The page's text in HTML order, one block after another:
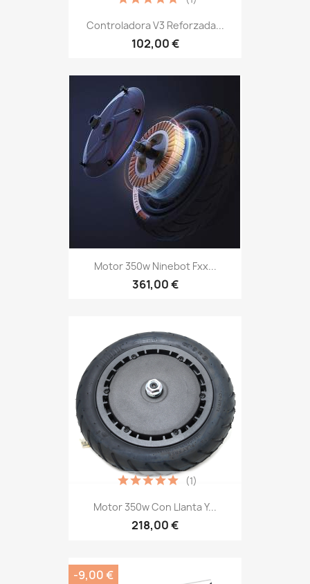
Controladora V3 Reforzada...
102,00 €
Motor 350w Ninebot Fxx...
361,00 €
Motor 350w Con Llanta Y...
218,00 €
(1)
-9,00 €